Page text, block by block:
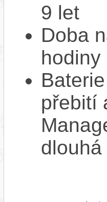
9 let
Doba
přebití